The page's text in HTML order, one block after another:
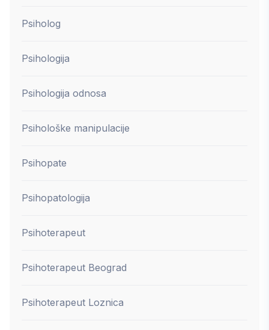
Psiholog
Psihologija
Psihologija odnosa
Psihološke manipulacije
Psihopate
Psihopatologija
Psihoterapeut
Psihoterapeut Beograd
Psihoterapeut Loznica